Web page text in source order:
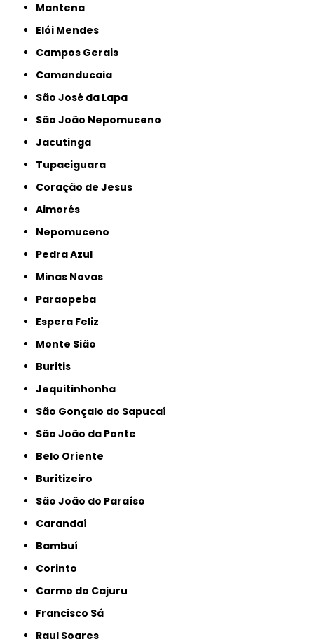
Mantena
Elói Mendes
Campos Gerais
Camanducaia
São José da Lapa
São João Nepomuceno
Jacutinga
Tupaciguara
Coração de Jesus
Aimorés
Nepomuceno
Pedra Azul
Minas Novas
Paraopeba
Espera Feliz
Monte Sião
Buritis
Jequitinhonha
São Gonçalo do Sapucaí
São João da Ponte
Belo Oriente
Buritizeiro
São João do Paraíso
Carandaí
Bambuí
Corinto
Carmo do Cajuru
Francisco Sá
Raul Soares